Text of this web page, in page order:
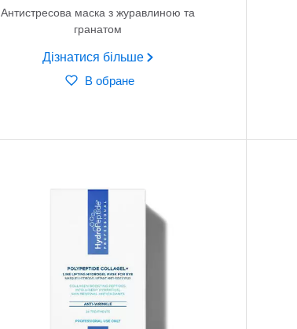
Антистресова маска з журавлиною та
гранатом
Дізнатися більше
В обране